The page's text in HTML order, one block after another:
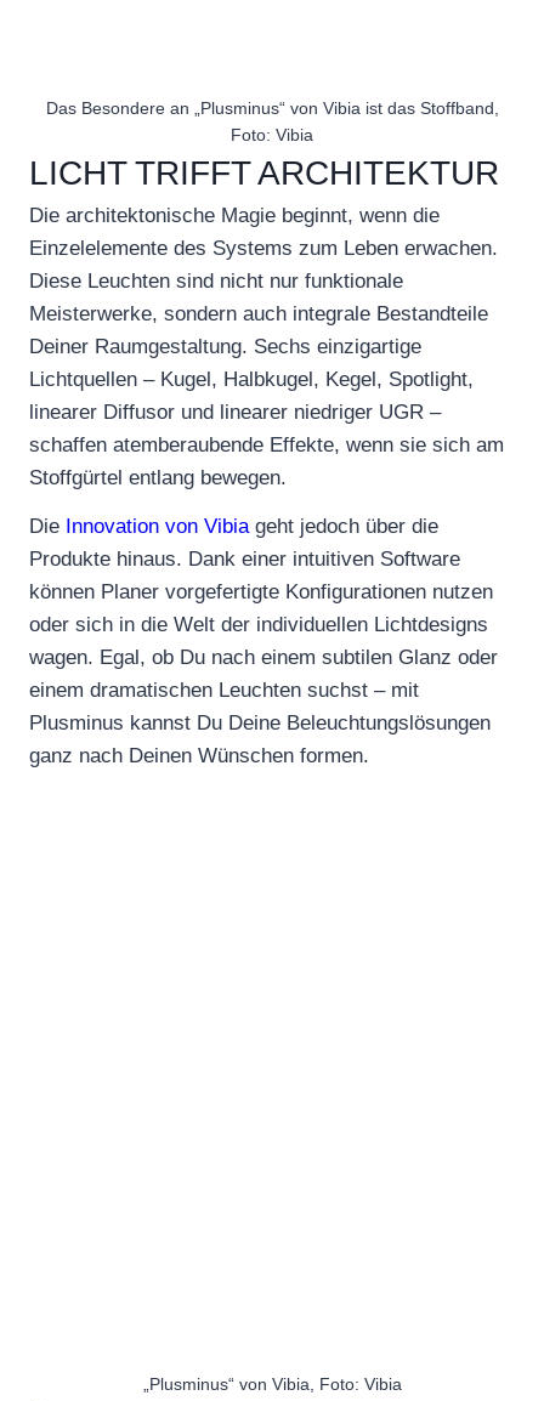
Das Besondere an „Plusminus“ von Vibia ist das Stoffband,
Foto: Vibia
LICHT TRIFFT ARCHITEKTUR
Die architektonische Magie beginnt, wenn die
Einzelelemente des Systems zum Leben erwachen.
Diese Leuchten sind nicht nur funktionale
Meisterwerke, sondern auch integrale Bestandteile
Deiner Raumgestaltung. Sechs einzigartige
Lichtquellen – Kugel, Halbkugel, Kegel, Spotlight,
linearer Diffusor und linearer niedriger UGR –
schaffen atemberaubende Effekte, wenn sie sich am
Stoffgürtel entlang bewegen.
Die Innovation von Vibiageht jedoch über die
Produkte hinaus. Dank einer intuitiven Software
können Planer vorgefertigte Konfigurationen nutzen
oder sich in die Welt der individuellen Lichtdesigns
wagen. Egal, ob Du nach einem subtilen Glanz oder
einem dramatischen Leuchten suchst – mit
Plusminus kannst Du Deine Beleuchtungslösungen
ganz nach Deinen Wünschen formen.
„Plusminus“ von Vibia, Foto: Vibia